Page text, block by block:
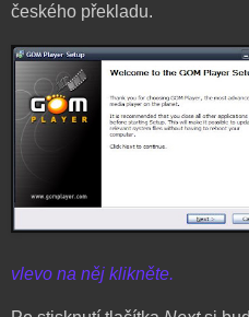
českého překladu.
vlevo na něj klikněte.